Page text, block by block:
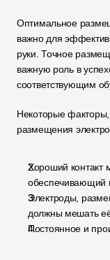
Оптимальное
важно для
руки. Точное
важную роль в
соответствующим
Некоторые
размещения
Хороший контакт
обеспечивающий
Электроды,
должны мешать
Постоянное и